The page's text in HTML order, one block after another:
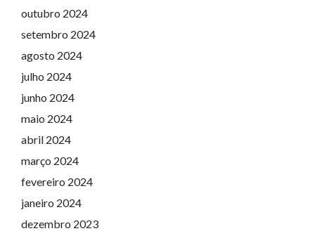
outubro 2024
setembro 2024
agosto 2024
julho 2024
junho 2024
maio 2024
abril 2024
março 2024
fevereiro 2024
janeiro 2024
dezembro 2023